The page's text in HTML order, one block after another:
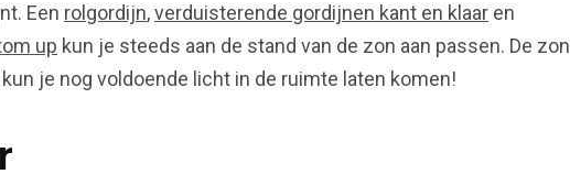
Een rolgordijn,verduisterende gordijnen kant en klaar en
up kun je steeds aan de stand van de zon aan passen. De zon
je nog voldoende licht in de ruimte laten komen!